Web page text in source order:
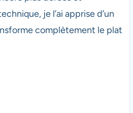
je l’ai apprise d’un
complètement le plat